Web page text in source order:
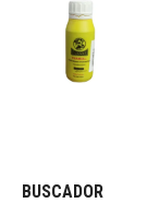
BUSCADOR